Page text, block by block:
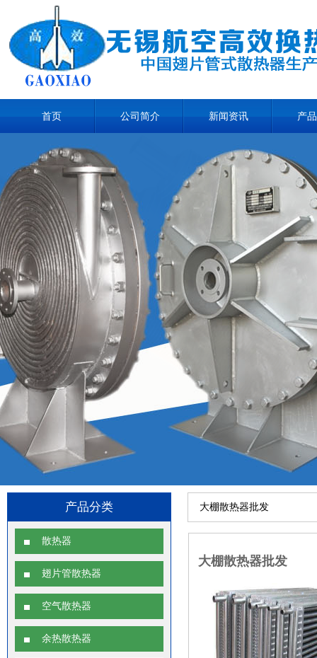
首页 公司简介 新闻资讯 产
产品分类
散热器
翅片管散热器
空气散热器
余热散热器
大棚散热器批发
大棚散热器批发